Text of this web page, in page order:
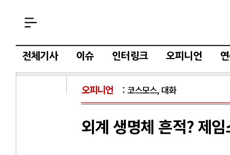
전체기사 이슈 인터링크 오피니언
오피니언 코스모스, 대화
외계 생명체 흔적? 제